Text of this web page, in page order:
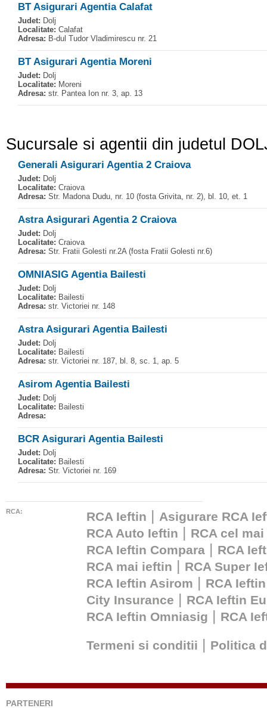
BT Asigurari Agentia Calafat
Judet: Dolj
Localitate: Calafat
Adresa: B-dul Tudor Vladimirescu nr. 21
BT Asigurari Agentia Moreni
Judet: Dolj
Localitate: Moreni
Adresa: str. Pantea Ion nr. 3, ap. 13
Sucursale si agentii din judetul
Generali Asigurari Agentia 2 Craiova
Judet: Dolj
Localitate: Craiova
Adresa: Str. Madona Dudu, nr. 10 (fosta Grivita, nr. 2), bl. 10, et. 1
Astra Asigurari Agentia 2 Craiova
Judet: Dolj
Localitate: Craiova
Adresa: Str. Fratii Golesti nr.2A (fosta Fratii Golesti nr.6)
OMNIASIG Agentia Bailesti
Judet: Dolj
Localitate: Bailesti
Adresa: str. Victoriei nr. 148
Astra Asigurari Agentia Bailesti
Judet: Dolj
Localitate: Bailesti
Adresa: str. Victoriei nr. 187, bl. 8, sc. 1, ap. 5
Asirom Agentia Bailesti
Judet: Dolj
Localitate: Bailesti
Adresa:
BCR Asigurari Agentia Bailesti
Judet: Dolj
Localitate: Bailesti
Adresa: Str. Victoriei nr. 169
RCA: RCA Ieftin
Asigurare RCA
RCA Auto Ieftin
RCA cel
RCA Ieftin Compara
RCA
RCA mai ieftin
RCA Super
RCA Ieftin Asirom
RCA
City Insurance
RCA Ieftin
RCA Ieftin Omniasig
RCA
Termeni si conditii Politica
PARTENERI